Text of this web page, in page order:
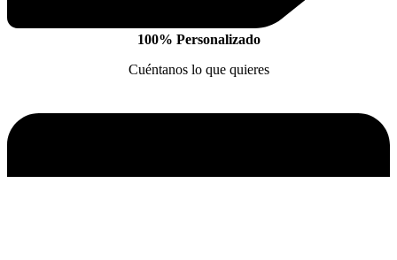
100% Personalizado
Cuéntanos lo que quieres